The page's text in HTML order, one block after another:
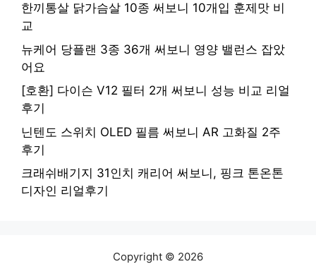
한끼통살 닭가슴살 10종 써보니 10개입 훈제맛 비
교
뉴케어 당플랜 3종 36개 써보니 영양 밸런스 잡았
어요
[호환] 다이슨 V12 필터 2개 써보니 성능 비교 리얼
후기
닌텐도 스위치 OLED 필름 써보니 AR 고화질 2주
후기
크래쉬배기지 31인치 캐리어 써보니, 핑크 톤온톤
디자인 리얼후기
Copyright © 2026